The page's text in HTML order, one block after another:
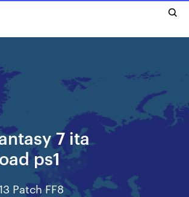
7 ita
ps1
Patch FF8